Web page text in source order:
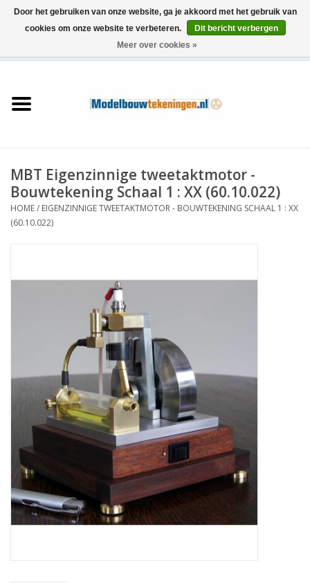
Schepen
Houtbouw
Scenery
Nieuwe tekeningen
NIEUWE TIJDSCHRIFTEN
ABONNEMENT DE
MODELBOUWER
Bouwbeschrijvingen
MBT Eigenzinnige tweetaktmotor -
Bouwtekening Schaal 1 : XX (60.10.022)
HOME/ EIGENZINNIGE TWEETAKTMOTOR - BOUWTEKENING SCHAAL 1 : XX
(60.10.022)
Door het gebruiken van onze website, ga je akkoord met het gebruik van
cookies om onze website te verbeteren.
Dit bericht verbergen
Meer over cookies »